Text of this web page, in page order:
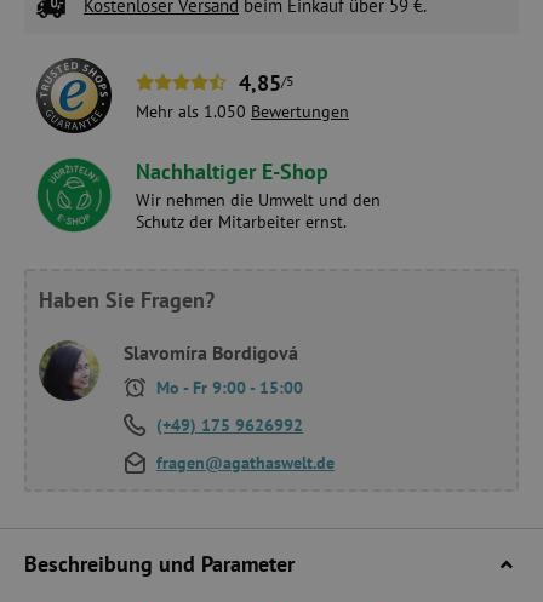
Kostenloser Versand beim Einkauf über 59 €.
4,85/5
Mehr als 1.050 Bewertungen
Nachhaltiger E-Shop
Wir nehmen die Umwelt und den
Schutz der Mitarbeiter ernst.
Haben Sie Fragen?
Slavomíra Bordigová
Mo - Fr 9:00 - 15:00
(+49) 175 9626992
fragen@agathaswelt.de
Beschreibung und Parameter